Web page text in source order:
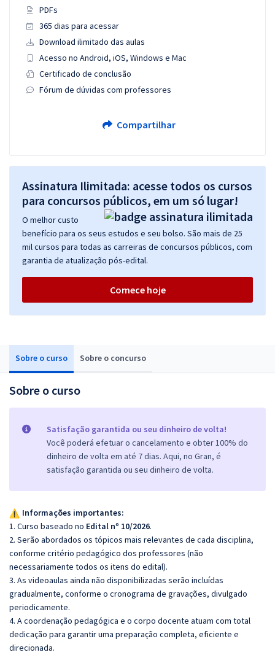
Sobre o curso Sobre o concurso
Sobre o curso
Satisfação garantida ou seu dinheiro de volta!
Você poderá efetuar o cancelamento e obter 100% do
dinheiro de volta em até 7 dias. Aqui, no Gran, é
satisfação garantida ou seu dinheiro de volta.
Informações importantes:
1. Curso baseado no Edital nº 10/2026.
2. Serão abordados os tópicos mais relevantes de cada disciplina,
conforme critério pedagógico dos professores (não
necessariamente todos os itens do edital).
3. As videoaulas ainda não disponibilizadas serão incluídas
gradualmente, conforme o cronograma de gravações, divulgado
periodicamente.
4. A coordenação pedagógica e o corpo docente atuam com total
dedicação para garantir uma preparação completa, eficiente e
direcionada.
PDFs
365 dias para acessar
Download ilimitado das aulas
Acesso no Android, iOS, Windows e Mac
Certificado de conclusão
Fórum de dúvidas com professores
Compartilhar
Assinatura Ilimitada: acesse todos os cursos
para concursos públicos, em um só lugar!
O melhor custo
benefício para os seus estudos e seu bolso. São mais de 25
mil cursos para todas as carreiras de concursos públicos, com
garantia de atualização pós-edital.
Comece hoje